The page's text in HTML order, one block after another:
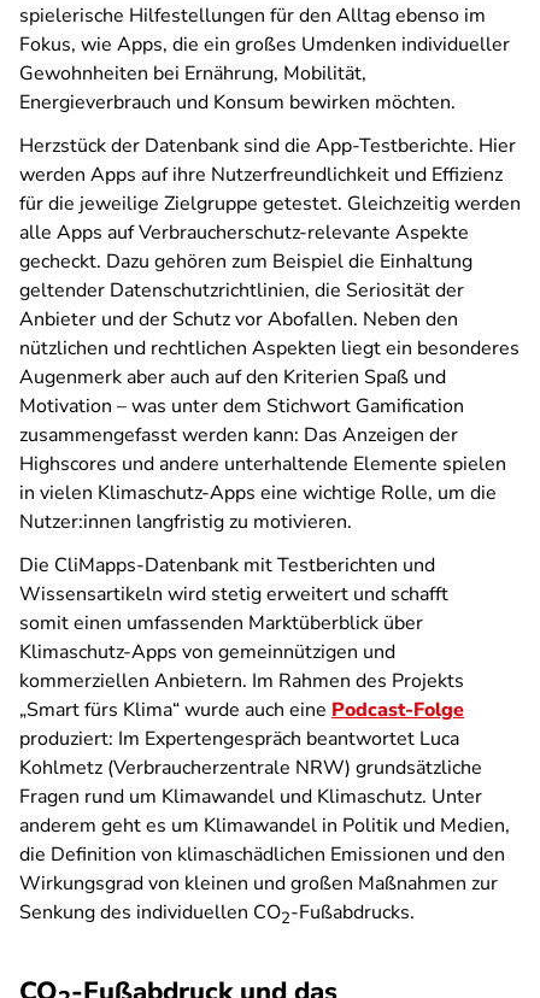
spielerische Hilfestellungen für den Alltag ebenso im
Fokus, wie Apps, die ein großes Umdenken individueller
Gewohnheiten bei Ernährung, Mobilität,
Energieverbrauch und Konsum bewirken möchten.
Herzstück der Datenbank sind die App-Testberichte. Hier
werden Apps auf ihre Nutzerfreundlichkeit und Effizienz
für die jeweilige Zielgruppe getestet. Gleichzeitig werden
alle Apps auf Verbraucherschutz-relevante Aspekte
gecheckt. Dazu gehören zum Beispiel die Einhaltung
geltender Datenschutzrichtlinien, die Seriosität der
Anbieter und der Schutz vor Abofallen. Neben den
nützlichen und rechtlichen Aspekten liegt ein besonderes
Augenmerk aber auch auf den Kriterien Spaß und
Motivation – was unter dem Stichwort Gamification
zusammengefasst werden kann: Das Anzeigen der
Highscores und andere unterhaltende Elemente spielen
in vielen Klimaschutz-Apps eine wichtige Rolle, um die
Nutzer:innen langfristig zu motivieren.
Die CliMapps-Datenbank mit Testberichten und
Wissensartikeln wird stetig erweitert und schafft
somit einen umfassenden Marktüberblick über
Klimaschutz-Apps von gemeinnützigen und
kommerziellen Anbietern. Im Rahmen des Projekts
„Smart fürs Klima“ wurde auch eine Podcast-Folge
produziert: Im Expertengespräch beantwortet Luca
Kohlmetz (Verbraucherzentrale NRW) grundsätzliche
Fragen rund um Klimawandel und Klimaschutz. Unter
anderem geht es um Klimawandel in Politik und Medien,
die Definition von klimaschädlichen Emissionen und den
Wirkungsgrad von kleinen und großen Maßnahmen zur
Senkung des individuellen CO2-Fußabdrucks.